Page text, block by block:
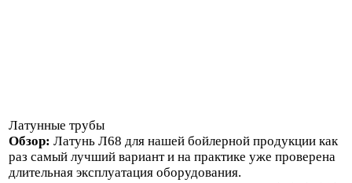
Латунные трубы
Обзор: Латунь Л68 для нашей бойлерной продукции как
раз самый лучший вариант и на практике уже проверена
длительная эксплуатация оборудования.